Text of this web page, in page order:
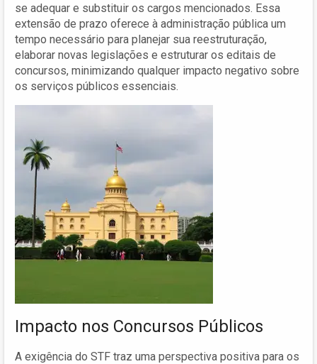
se adequar e substituir os cargos mencionados. Essa
extensão de prazo oferece à administração pública um
tempo necessário para planejar sua reestruturação,
elaborar novas legislações e estruturar os editais de
concursos, minimizando qualquer impacto negativo sobre
os serviços públicos essenciais.
Impacto nos Concursos Públicos
A exigência do STF traz uma perspectiva positiva para os